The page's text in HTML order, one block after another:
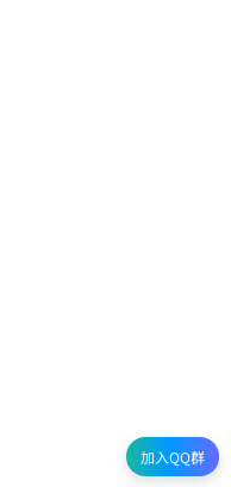
加入QQ群